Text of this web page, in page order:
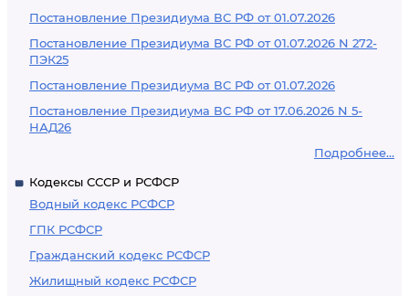
Постановление Президиума ВС РФ от 01.07.2026
Постановление Президиума ВС РФ от 01.07.2026 N 272-
ПЭК25
Постановление Президиума ВС РФ от 01.07.2026
Постановление Президиума ВС РФ от 17.06.2026 N 5-
НАД26
Подробнее...
Кодексы СССР и РСФСР
Водный кодекс РСФСР
ГПК РСФСР
Гражданский кодекс РСФСР
Жилищный кодекс РСФСР